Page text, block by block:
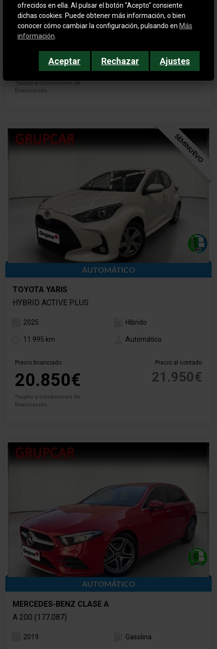
2024 Gasolina
7.559 km Manual
13.900€
*sujeto a condiciones de
financiación
14.950€
SEMINUEVO
AUTOMÁTICO
TOYOTA YARIS
HYBRID ACTIVE PLUS
2025 Híbrido
11.995 km Automático
Precio financiado
20.850€
*sujeto a condiciones de
financiación
Precio al contado
21.950€
AUTOMÁTICO
MERCEDES-BENZ CLASE A
A 200 (177.087)
2019 Gasolina
ofrecidos en ella. Al pulsar el botón "Acepto" consiente
dichas cookies. Puede obtener más información, o bien
conocer cómo cambiar la configuración, pulsando en Más
información
Aceptar Rechazar Ajustes